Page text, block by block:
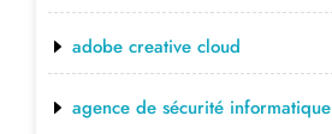
adobe creative cloud
agence de sécurité informatique